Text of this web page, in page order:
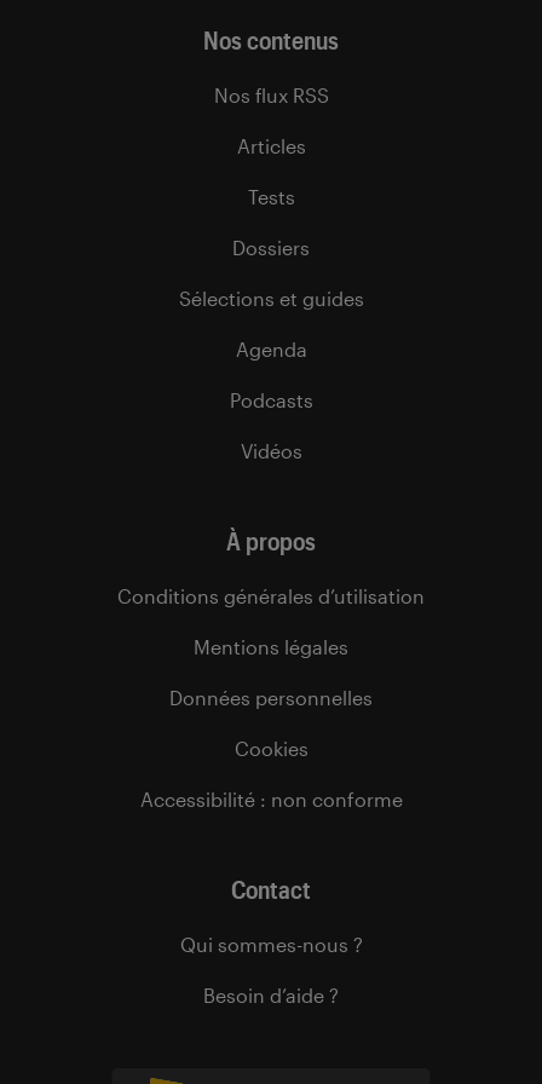
Nos contenus
Nos flux RSS
Articles
Tests
Dossiers
Sélections et guides
Agenda
Podcasts
Vidéos
À propos
Conditions générales d’utilisation
Mentions légales
Données personnelles
Cookies
Accessibilité : non conforme
Contact
Qui sommes-nous ?
Besoin d’aide ?